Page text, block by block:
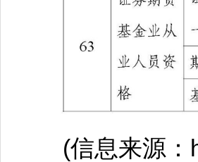
(信息来源：